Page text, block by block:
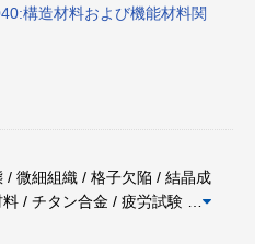
構造材料および機能材料関
/ 微細組織 / 格子欠陥 / 結晶成
/ チタン合金 / 疲労試験